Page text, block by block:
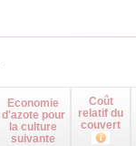
Economie
d'azote pour
la culture
suivante
Coût
relatif du
couvert